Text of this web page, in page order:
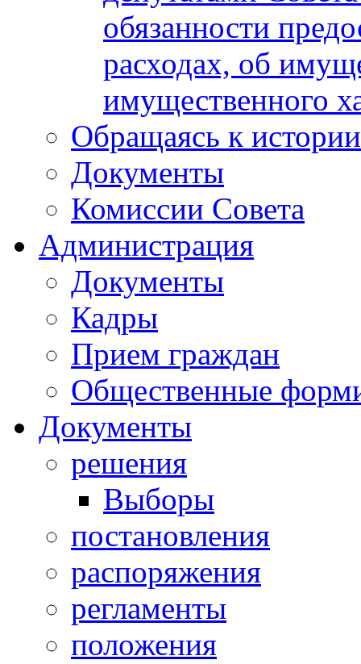
обязанности
расходах, об
имущественного
Обращаясь к истории
Документы
Комиссии Совета
Администрация
Документы
Кадры
Прием граждан
Общественные
Документы
решения
Выборы
постановления
распоряжения
регламенты
положения